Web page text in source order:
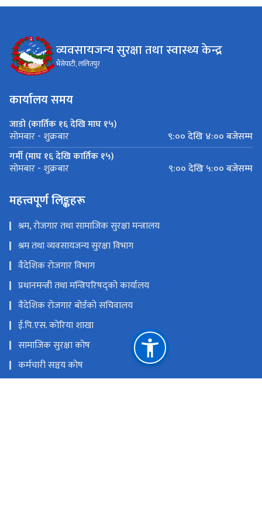
व्यवसायजन्य सुरक्षा तथा स्वास्थ्य केन्द्र
भैंसेपाटी, ललितपुर
कार्यालय समय
जाडो (कार्तिक १६ देखि माघ १५)
सोमबार - शुक्रबार
९:०० देखि ४:०० बजेसम्म
गर्मी (माघ १६ देखि कार्तिक १५)
सोमबार - शुक्रबार ९:०० देखि ५:०० बजेसम्म
महत्त्वपूर्ण लिङ्कहरू
श्रम, रोजगार तथा सामाजिक सुरक्षा मन्त्रालय
श्रम तथा व्यवसायजन्य सुरक्षा विभाग
वैदेशिक रोजगार विभाग
प्रधानमन्त्री तथा मन्त्रिपरिषद्को कार्यालय
वैदेशिक रोजगार बोर्डको सचिवालय
ई.पि.एस. कोरिया शाखा
सामाजिक सुरक्षा कोष
कर्मचारी सञ्चय कोष